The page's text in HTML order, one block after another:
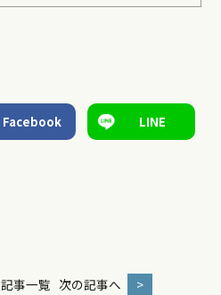
Facebook LINE
記事一覧 次の記事へ >